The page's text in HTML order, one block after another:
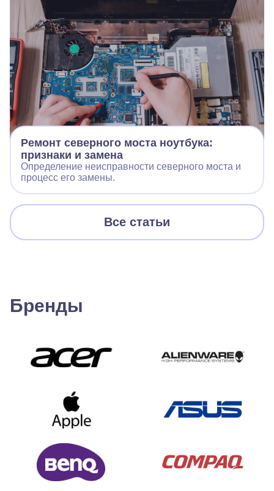
Ремонт северного моста ноутбука:
признаки и замена
Определение неисправности северного моста и
процесс его замены.
Все статьи
Бренды